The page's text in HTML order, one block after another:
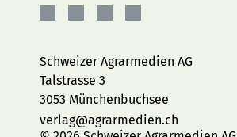
Facebook
Instagram
YouTubeLinkedIn
Schweizer Agrarmedien AG
Talstrasse 3
3053 Münchenbuchsee
verlag@agrarmedien.ch